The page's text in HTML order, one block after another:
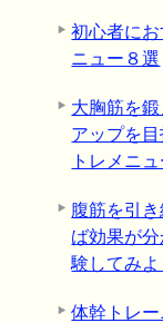
初心者に
ニュー８選
大胸筋を
アップを
トレメニ
腹筋を引
ば効果が
験してみよ
体幹トレ